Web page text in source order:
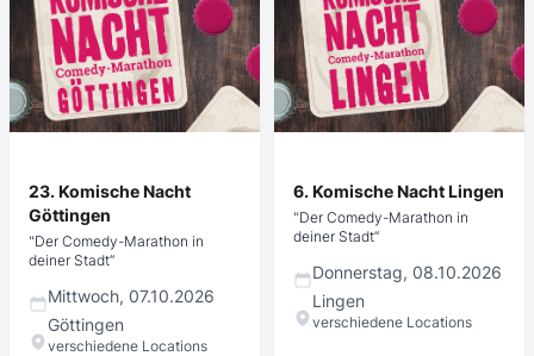
23. Komische Nacht
Göttingen
"Der Comedy-Marathon in
deiner Stadt“
Mittwoch, 07.10.2026
Göttingen
verschiedene Locations
6. Komische Nacht Lingen
"Der Comedy-Marathon in
deiner Stadt“
Donnerstag, 08.10.2026
Lingen
verschiedene Locations